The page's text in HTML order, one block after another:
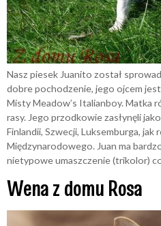
Nasz piesek Juanito został
dobre pochodzenie, jego ojcem
Misty Meadow’s Italianboy. Matka
rasy. Jego przodkowie zasłynęli
Finlandii, Szwecji, Luksemburga,
Międzynarodowego. Juan ma
nietypowe umaszczenie (trikolor)
Wena z domu Rosa